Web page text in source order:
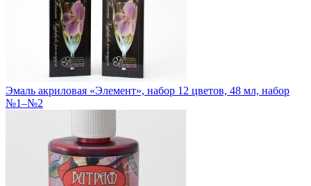
Эмаль акриловая «Элемент», набор 12 цветов, 48 мл, набор
№1–№2